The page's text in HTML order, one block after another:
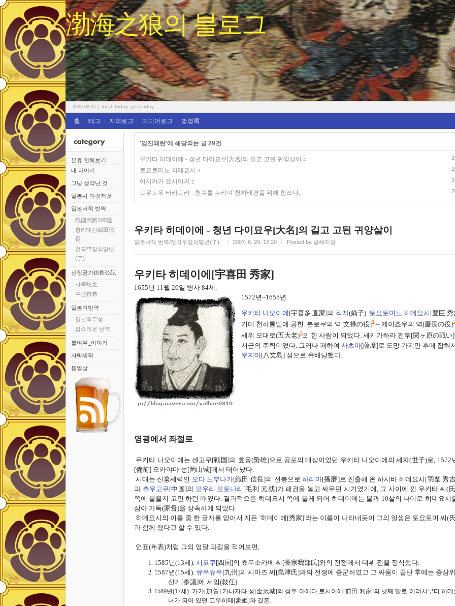
渤海之狼의 블로그
2026.08.07 total today yesterday
홈 태그 지역로그 미디어로그 방명록
분류 전체보기
내 이야기
그냥 생각난 것
일본사 이것저것
일본서적 번역
戰國武將100話
총리대신織田信
長
전국무장의말년
(了)
신장공기信長公記
사족蛇足
수권首卷
일본어번역
일본외무성
잡스러운 번역
불여우_이야기
자막제작
동영상
'임진왜란'에 해당되는 글 29건
우키타 히데이에 - 청년 다이묘우[大名]의 길고 고된 귀양살이 4
토요토미노 히데요시 9
아시카가 요시아키 2
토우도우 타카토라 - 천수를 누리며 천하태평을 위해 힘쓰다.
우키타 히데이에 - 청년 다이묘우[大名]의 길고 고된 귀양살이
일본서적 번역/전국무장의말년(了) 2007. 6. 29. 12:20 Posted by 발해지랑
우키타 히데이에 [宇喜田 秀家]
1655년 11월 20일 병사 84세 .
1572년~1655년 .
우키타 나오이에 [宇喜多 直家]의 적자(嫡子). 토요토미노 히데요시 [豊臣 秀
기며 천하통일에 공헌. 분로쿠의 역[文禄の役]1 – 케이쵸우의 역[慶長の役]
세워 오대로(五大老)3의 한 사람이 되었다. 세키가하라 전투[関ヶ原の戦い]
서군의 주력이었다. 그러나 패하여 사츠마[薩摩]로 도망 가지만 후에 잡혀
우지마[八丈島] 섬으 로 유배당했다
영광에서 좌절로
우키타 나오이에는 센고쿠[戦国]의 효웅(梟雄)으로 공포의 대상이었 던 우키타 나오이에의 세자(世子)로 , 1572
[備前] 오카야마 성[岡山城]에서 태어났다.
시대는 신흥세력인 오다 노부나가[織田 信長]의 선봉으로 하리마[播磨]로 진출해 온 하시바 히데요시 [羽柴 秀
과 츄우고쿠[中国]의 모우리 모토나리 [毛利 元就]가 패권을 놓고 싸우던 시기였기에, 그 사이에 낀 우키타 씨(
쪽에 붙을지 고민 하던 때였다. 결과적으론 히데요시 쪽에 붙게 되어 히데이에는 불과 10살의 나이로 히데요시
삼아 가독(家督)을 상속하게 되었다
히데요시의 이름 중 한 글자를 얻어서 지은 '히데이에 [秀家]'라는 이름이 나타내듯이 그의 일생은 토요토미 씨(
과 함께 했다고 할 수 있다
연표(年表)처럼 그의 영달 과정을 적어보면
1585년(13세). 시코쿠[四国]의 쵸우소카베 씨[長宗我部氏]와의 전쟁에서 데뷔 전 을 장식했다
1587년(15세). 큐우슈우[九州]의 시마즈 씨[島津氏]와의 전쟁에 종군하였고 그 싸움이 끝난 후에는 종삼위
산기 [参議]에 서임(敍任).
1589년(17세). 카가[加賀] 카나자와 성[金沢城]의 성주 마에다 토시이에[前田 利家]의 넷째 딸로 어려서부터 히데
녀가 되어 있던 고우히메[豪姫]와 결혼.